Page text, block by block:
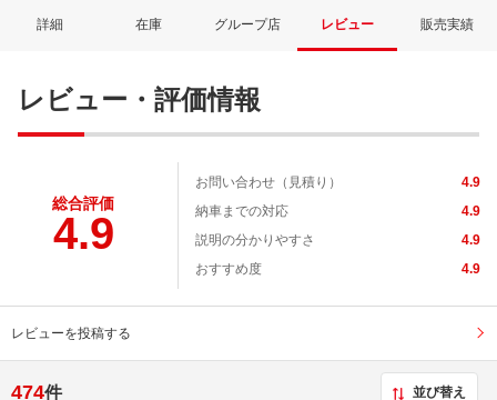
詳細 在庫 グループ店 レビュー 販売実績
レビュー・評価情報
総合評価
4.9
お問い合わせ（見積り）
4.9
納車までの対応
4.9
説明の分かりやすさ
4.9
おすすめ度
4.9
レビューを投稿する
474件 並び替え